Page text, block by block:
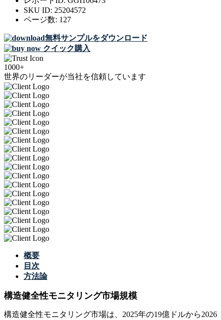
SKU ID: 25204572
ページ数: 127
無料サンプルをダウンロード
クイック購入
1000+
世界のリーダーが当社を信頼しています
概要
目次
方法論
構造健全性モニタリング市場規模
構造健全性モニタリング市場は、2025年の19億ドルから2026